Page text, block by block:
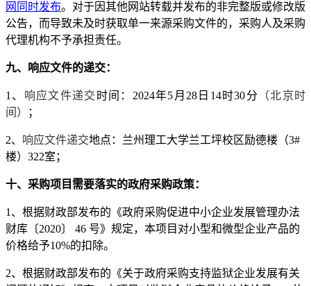
网 同时发布。 对于因其他网站转载并发布的非完整版或修改版
公告，而导致未及时获取单一来源采购文件的，采购人及采购
代理机构不予承担责任。
九、响应文件的递交：
1、 响应文件递交 时间： 2024年5月 28 日 14时30分
（北京时
间）
；
2、 响应文件递交地点： 兰州理工大学兰工坪校区励德楼（3#
楼） 322室 ；
十、采购项目需要落实的政府采购政策：
1 、 根据财政部发布的《政府采购促进中小企业发展管理办法
财库〔2020〕 46 号》规定，本项目对小型和微型企业产品的
价格给予10%的扣除。
2、 根据财政部发布的《关于政府采购支持监狱企业发展有关